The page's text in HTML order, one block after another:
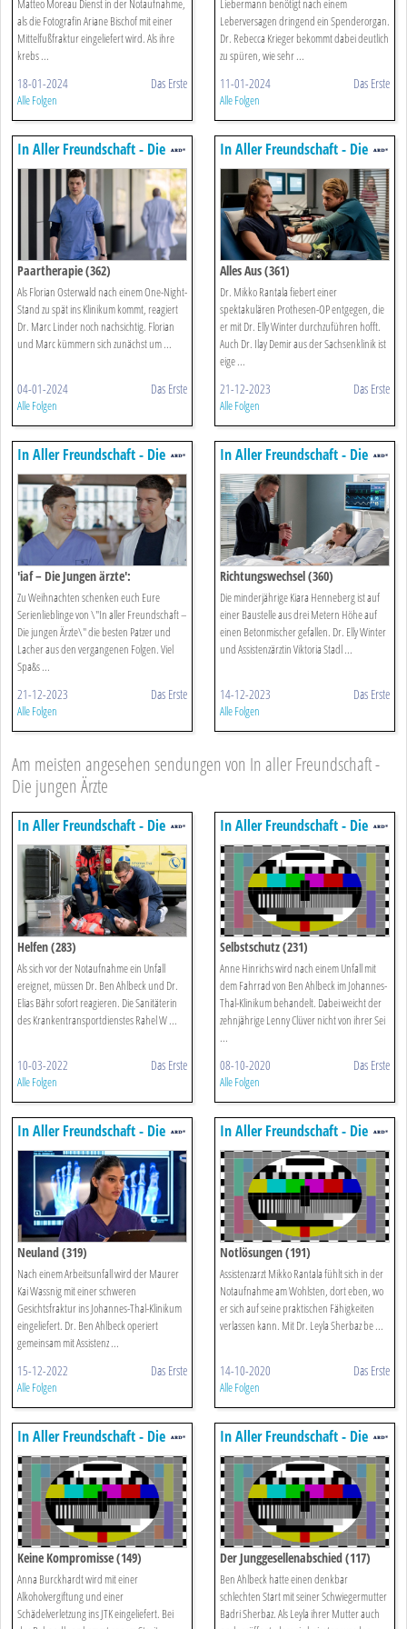
Matteo Moreau Dienst in der Notaufnahme,
als die Fotografin Ariane Bischof mit einer
Mittelfußfraktur eingeliefert wird. Als ihre
krebs ...
18-01-2024 Das Erste
Alle Folgen
Liebermann benötigt nach einem
Leberversagen dringend ein Spenderorgan.
Dr. Rebecca Krieger bekommt dabei deutlich
zu spüren, wie sehr ...
11-01-2024 Das Erste
Alle Folgen
In Aller Freundschaft - Die
Jungen ärzte
Paartherapie (362)
Als Florian Osterwald nach einem One-Night-
Stand zu spät ins Klinikum kommt, reagiert
Dr. Marc Linder noch nachsichtig. Florian
und Marc kümmern sich zunächst um ...
04-01-2024 Das Erste
Alle Folgen
In Aller Freundschaft - Die
Jungen ärzte
Alles Aus (361)
Dr. Mikko Rantala fiebert einer
spektakulären Prothesen-OP entgegen, die
er mit Dr. Elly Winter durchzuführen hofft.
Auch Dr. Ilay Demir aus der Sachsenklinik ist
eige ...
21-12-2023 Das Erste
Alle Folgen
In Aller Freundschaft - Die
Jungen ärzte
'iaf – Die Jungen ärzte':
Weihnachts-outtakes
Zu Weihnachten schenken euch Eure
Serienlieblinge von \"In aller Freundschaft –
Die jungen Ärzte\" die besten Patzer und
Lacher aus den vergangenen Folgen. Viel
Spa&s ...
21-12-2023 Das Erste
Alle Folgen
In Aller Freundschaft - Die
Jungen ärzte
Richtungswechsel (360)
Die minderjährige Kiara Henneberg ist auf
einer Baustelle aus drei Metern Höhe auf
einen Betonmischer gefallen. Dr. Elly Winter
und Assistenzärztin Viktoria Stadl ...
14-12-2023 Das Erste
Alle Folgen
Am meisten angesehen sendungen von In aller Freundschaft -
Die jungen Ärzte
In Aller Freundschaft - Die
Jungen ärzte
Helfen (283)
Als sich vor der Notaufnahme ein Unfall
ereignet, müssen Dr. Ben Ahlbeck und Dr.
Elias Bähr sofort reagieren. Die Sanitäterin
des Krankentransportdienstes Rahel W ...
10-03-2022 Das Erste
Alle Folgen
In Aller Freundschaft - Die
Jungen ärzte
Selbstschutz (231)
Anne Hinrichs wird nach einem Unfall mit
dem Fahrrad von Ben Ahlbeck im Johannes-
Thal-Klinikum behandelt. Dabei weicht der
zehnjährige Lenny Clüver nicht von ihrer Sei
...
08-10-2020 Das Erste
Alle Folgen
In Aller Freundschaft - Die
Jungen ärzte
Neuland (319)
Nach einem Arbeitsunfall wird der Maurer
Kai Wassnig mit einer schweren
Gesichtsfraktur ins Johannes-Thal-Klinikum
eingeliefert. Dr. Ben Ahlbeck operiert
gemeinsam mit Assistenz ...
15-12-2022 Das Erste
Alle Folgen
In Aller Freundschaft - Die
Jungen ärzte
Notlösungen (191)
Assistenzarzt Mikko Rantala fühlt sich in der
Notaufnahme am Wohlsten, dort eben, wo
er sich auf seine praktischen Fähigkeiten
verlassen kann. Mit Dr. Leyla Sherbaz be ...
14-10-2020 Das Erste
Alle Folgen
In Aller Freundschaft - Die
Jungen ärzte
Keine Kompromisse (149)
Anna Burckhardt wird mit einer
Alkoholvergiftung und einer
Schädelverletzung ins JTK eingeliefert. Bei
In Aller Freundschaft - Die
Jungen ärzte
Der Junggesellenabschied (117)
Ben Ahlbeck hatte einen denkbar
schlechten Start mit seiner Schwiegermutter
Badri Sherbaz. Als Leyla ihrer Mutter auch